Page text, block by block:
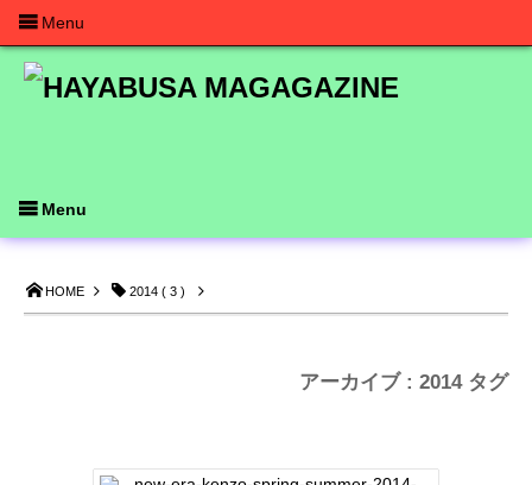
HOME 2014 ( 3 )
アーカイブ : 2014 タグ
Menu
Menu